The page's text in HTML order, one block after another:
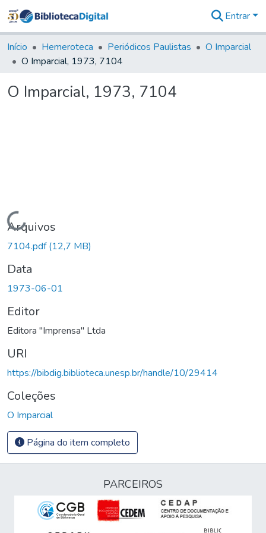
&
Coleções
Tudo na
Digital
Entrar
Início Hemeroteca Periódicos Paulistas
O Imparcial
O Imparcial, 1973, 7104
O Imparcial, 1973, 7104
Carregando...
Arquivos
7104.pdf(12,7 MB)
Data
1973-06-01
Editor
Editora "Imprensa" Ltda
URI
https://bibdig.biblioteca.unesp.br/handle/10/29414
Coleções
O Imparcial
Página do item completo
PARCEIROS